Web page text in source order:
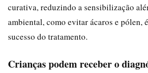
curativa, reduzindo a sensibilização
ambiental, como evitar ácaros e pólen,
sucesso do tratamento.
Crianças podem receber o